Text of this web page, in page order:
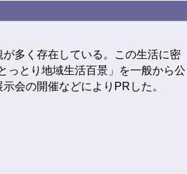
多く存在している。この生活に密
っとり地域生活百景」を一般から公
会の開催などによりPRした。